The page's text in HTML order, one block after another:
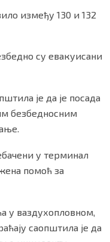
између 130 и 132
су евакуисани
је да је посада
безбедносним
у терминал
помоћ за
у ваздухопловном,
саопштила је да